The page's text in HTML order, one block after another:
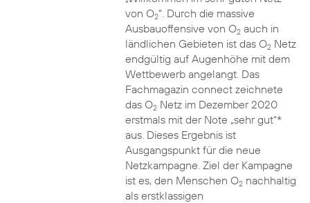
von O2“. Durch die massive
Ausbauoffensive von O2auch in
ländlichen Gebieten ist das O2Netz
endgültig auf Augenhöhe mit dem
Wettbewerb angelangt. Das
Fachmagazin connect zeichnete
das O2Netz im Dezember 2020
erstmals mit der Note „sehr gut“*
aus. Dieses Ergebnis ist
Ausgangspunkt für die neue
Netzkampagne. Ziel der Kampagne
ist es, den Menschen O2nachhaltig
als erstklassigen